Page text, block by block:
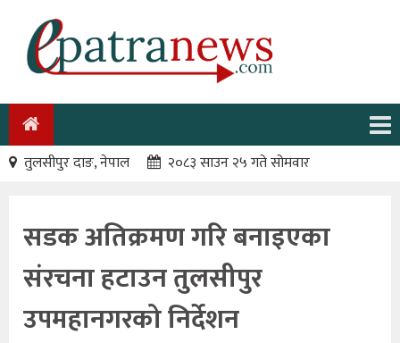
तुलसीपुर दाङ, नेपाल २०८३ साउन २५ गते सोमवार
सडक अतिक्रमण गरि बनाइएका
संरचना हटाउन तुलसीपुर
उपमहानगरको निर्देशन